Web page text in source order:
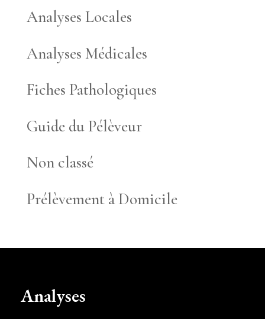
Analyses Locales
Analyses Médicales
Fiches Pathologiques
Guide du Pélèveur
Non classé
Prélèvement à Domicile
Analyses